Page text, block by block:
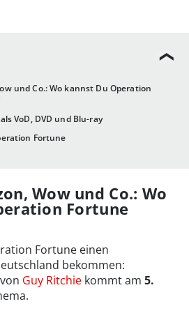
und Co.: Wo kannst Du Operation
VoD, DVD und Blu-ray
Fortune
Wow und Co.: Wo
Fortune
Fortune einen
bekommen:
Guy Ritchie kommt am 5.